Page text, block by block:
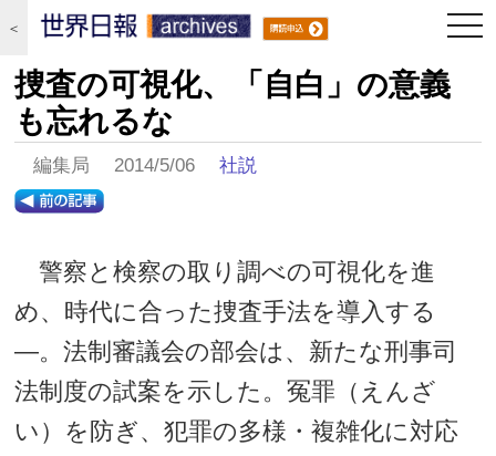
＜
捜査の可視化、「自白」の意義
も忘れるな
編集局 2014/5/06社説
警察と検察の取り調べの可視化を進
め、時代に合った捜査手法を導入する
―。法制審議会の部会は、新たな刑事司
法制度の試案を示した。冤罪（えんざ
い）を防ぎ、犯罪の多様・複雑化に対応